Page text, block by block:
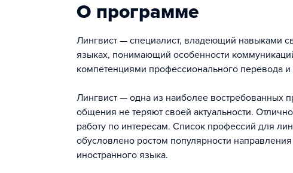
О программе
Лингвист — специалист, владеющий навыками
языках, понимающий особенности
компетенциями профессионального перевода и
Лингвист — одна из наиболее востребованных
общения не теряют своей актуальности.
работу по интересам. Список профессий для
обусловлено ростом популярности
иностранного языка.